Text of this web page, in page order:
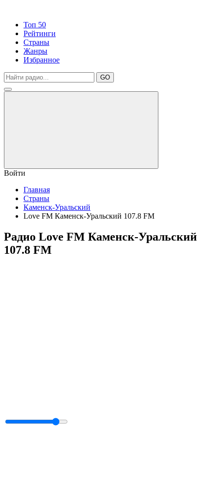
Топ 50
Рейтинги
Страны
Жанры
Избранное
GO
Войти
Главная
Страны
Каменск-Уральский
Love FM Каменск-Уральский 107.8 FM
Радио Love FM Каменск-Уральский
107.8 FM